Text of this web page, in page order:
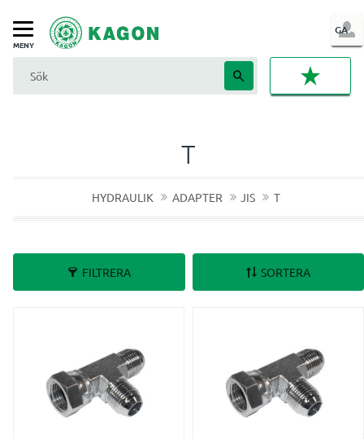
Meny
GA
IN
T
HYDRAULIK ADAPTER JIS T
FILTRERA SORTERA